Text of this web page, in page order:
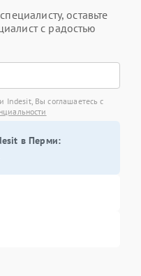
оставьте
с радостью
Indesit, Вы соглашаетесь с
в Перми: